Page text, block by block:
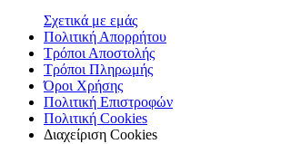
Σχετικά με εμάς
Πολιτική Απορρήτου
Τρόποι Αποστολής
Τρόποι Πληρωμής
Όροι Χρήσης
Πολιτική Επιστροφών
Πολιτική Cookies
Διαχείριση Cookies